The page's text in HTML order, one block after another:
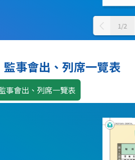
1/2
監事會出、列席一覽表
事會出、列席一覽表